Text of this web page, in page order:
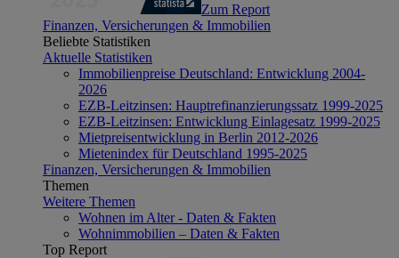
Zum Report
Finanzen, Versicherungen & Immobilien
Beliebte Statistiken
Aktuelle Statistiken
Immobilienpreise Deutschland: Entwicklung 2004-
2026
EZB-Leitzinsen: Hauptrefinanzierungssatz 1999-2025
EZB-Leitzinsen: Entwicklung Einlagesatz 1999-2025
Mietpreisentwicklung in Berlin 2012-2026
Mietenindex für Deutschland 1995-2025
Finanzen, Versicherungen & Immobilien
Themen
Weitere Themen
Wohnen im Alter - Daten & Fakten
Wohnimmobilien – Daten & Fakten
Top Report